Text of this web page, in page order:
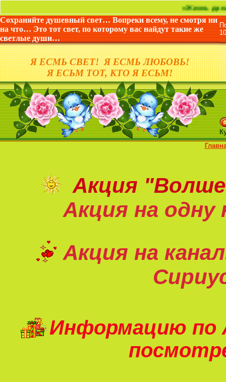
«Жизнь дана не для
Сохраняйте душевный свет… Вопреки всему, не смотря ни
на что… Это тот свет, по которому вас найдут такие же
светлые души…
Я ЕСМЬ СВЕТ! Я ЕСМЬ ЛЮБОВЬ!
Я ЕСЬМ ТОТ, КТО Я ЕСЬМ!
Акция
Акция на одну
Акция на
Информацию по